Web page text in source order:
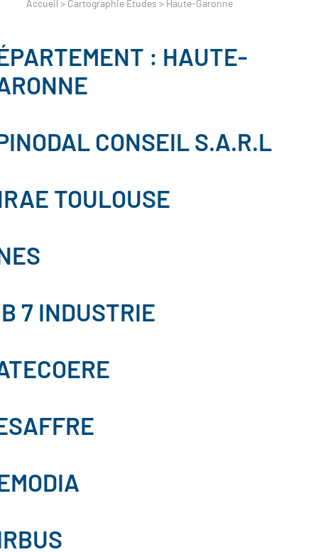
Accueil > Cartographie Études > Haute-Garonne
: HAUTE-
CONSEIL S.A.R.L
TOULOUSE
7 INDUSTRIE